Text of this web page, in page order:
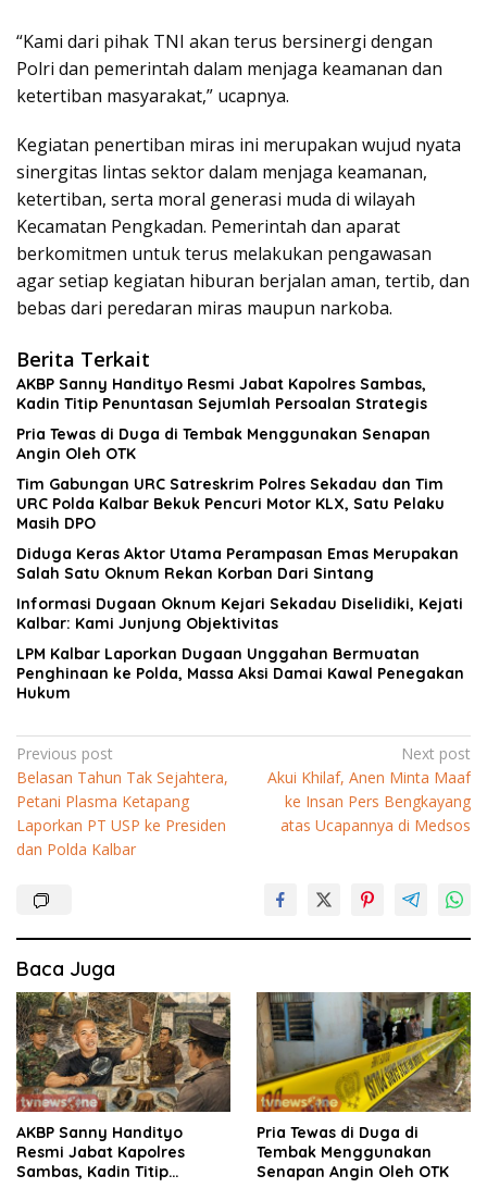
“Kami dari pihak TNI akan terus bersinergi dengan
Polri dan pemerintah dalam menjaga keamanan dan
ketertiban masyarakat,” ucapnya.
Kegiatan penertiban miras ini merupakan wujud nyata
sinergitas lintas sektor dalam menjaga keamanan,
ketertiban, serta moral generasi muda di wilayah
Kecamatan Pengkadan. Pemerintah dan aparat
berkomitmen untuk terus melakukan pengawasan
agar setiap kegiatan hiburan berjalan aman, tertib, dan
bebas dari peredaran miras maupun narkoba.
Berita Terkait
AKBP Sanny Handityo Resmi Jabat Kapolres Sambas,
Kadin Titip Penuntasan Sejumlah Persoalan Strategis
Pria Tewas di Duga di Tembak Menggunakan Senapan
Angin Oleh OTK
Tim Gabungan URC Satreskrim Polres Sekadau dan Tim
URC Polda Kalbar Bekuk Pencuri Motor KLX, Satu Pelaku
Masih DPO
Diduga Keras Aktor Utama Perampasan Emas Merupakan
Salah Satu Oknum Rekan Korban Dari Sintang
Informasi Dugaan Oknum Kejari Sekadau Diselidiki, Kejati
Kalbar: Kami Junjung Objektivitas
LPM Kalbar Laporkan Dugaan Unggahan Bermuatan
Penghinaan ke Polda, Massa Aksi Damai Kawal Penegakan
Hukum
Navigasi
pos
Previous post
Belasan Tahun Tak Sejahtera,
Petani Plasma Ketapang
Laporkan PT USP ke Presiden
dan Polda Kalbar
Next post
Akui Khilaf, Anen Minta Maaf
ke Insan Pers Bengkayang
atas Ucapannya di Medsos
Baca Juga
AKBP Sanny Handityo
Resmi Jabat Kapolres
Sambas, Kadin Titip
Pria Tewas di Duga di
Tembak Menggunakan
Senapan Angin Oleh OTK